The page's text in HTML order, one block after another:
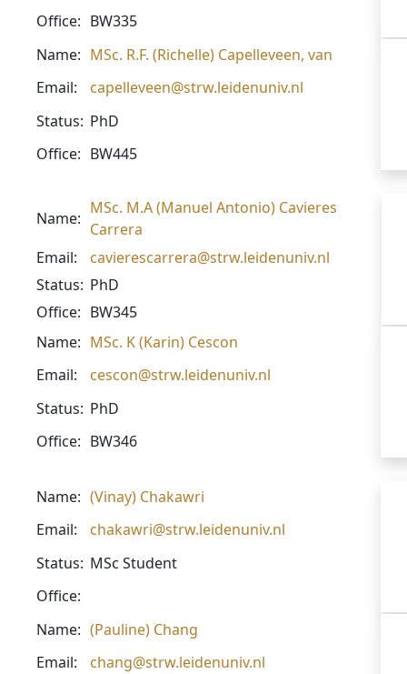
Office: BW335
Name: MSc. R.F. (Richelle) Capelleveen, van
Email:
capelleveen@strw.leidenuniv.nl
Status: PhD
Office: BW445
Name:
MSc. M.A (Manuel Antonio) Cavieres
Carrera
Email:
cavierescarrera@strw.leidenuniv.nl
Status: PhD
Office: BW345
Name: MSc. K (Karin) Cescon
Email:
cescon@strw.leidenuniv.nl
Status: PhD
Office: BW346
Name: (Vinay) Chakawri
Email:
chakawri@strw.leidenuniv.nl
Status: MSc Student
Office:
Name: (Pauline) Chang
Email:
chang@strw.leidenuniv.nl